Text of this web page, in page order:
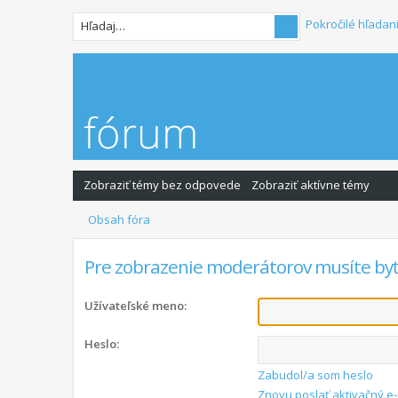
Pokročilé
Zobraziť témy bez odpovede Zobraziť aktívne témy
Obsah fóra
Pre zobrazenie moderátorov musíte
Užívateľské meno:
Heslo:
Zabudol/a som heslo
Znovu poslať aktivačný